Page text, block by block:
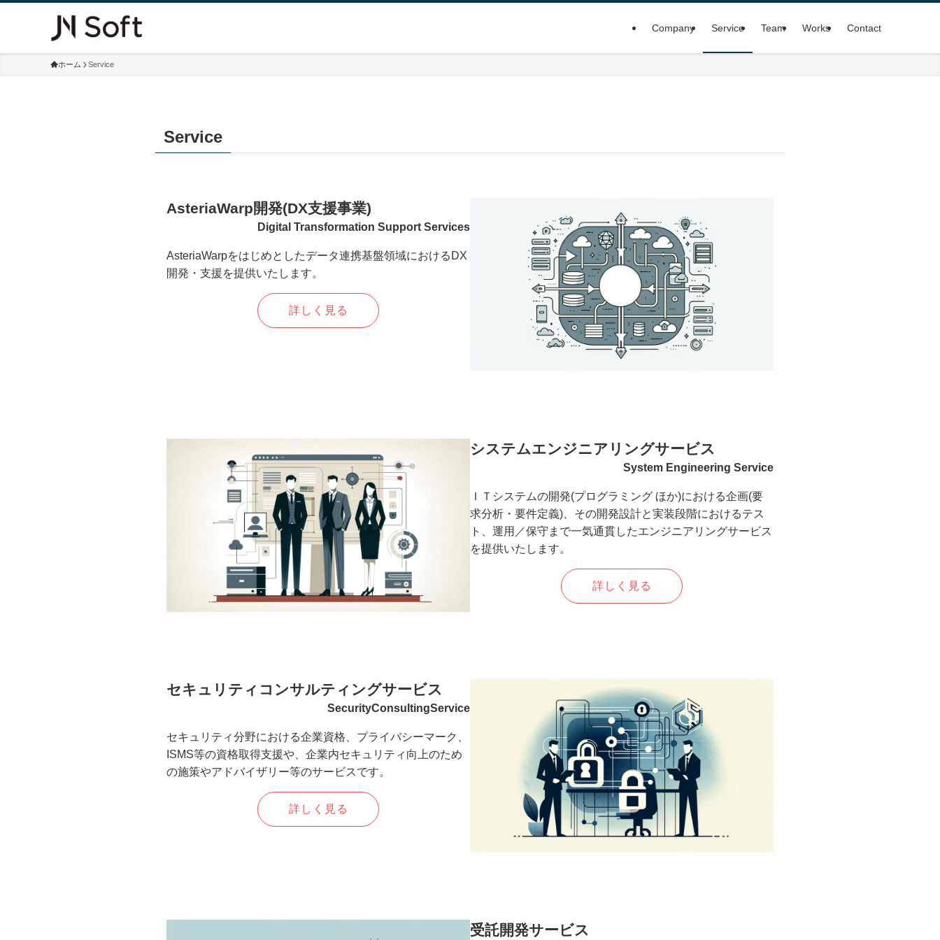
Company Service Team Works Contact
ホーム Service
Service
AsteriaWarp開発(DX支援事業)
Digital Transformation Support Services
AsteriaWarpをはじめとしたデータ連携基盤領域におけるDX
開発・支援を提供いたします。
詳しく見る
システムエンジニアリングサービス
System Engineering Service
ＩＴシステムの開発(プログラミング ほか)における企画(要
求分析・要件定義)、その開発設計と実装段階におけるテス
ト、運用／保守まで一気通貫したエンジニアリングサービス
を提供いたします。
詳しく見る
セキュリティコンサルティングサービス
SecurityConsultingService
セキュリティ分野における企業資格、プライバシーマーク、
ISMS等の資格取得支援や、企業内セキュリティ向上のため
の施策やアドバイザリー等のサービスです。
詳しく見る
受託開発サービス